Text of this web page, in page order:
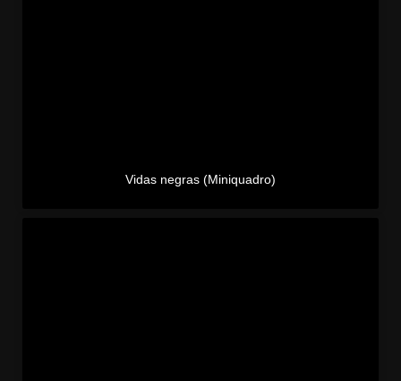
Vidas negras (Miniquadro)